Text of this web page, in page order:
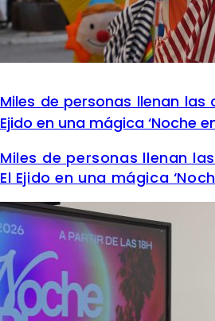
Miles de personas llenan las
Ejido en una mágica ‘Noche
Miles de personas llenan
El Ejido en una mágica